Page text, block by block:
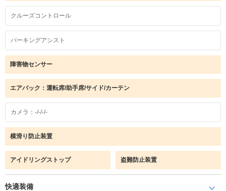
クルーズコントロール
パーキングアシスト
障害物センサー
エアバック：運転席/助手席/サイド/カーテン
カメラ：-/-/-/-
横滑り防止装置
アイドリングストップ 盗難防止装置
快適装備